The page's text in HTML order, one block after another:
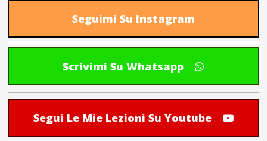
Seguimi Su Instagram
Scrivimi Su Whatsapp
Segui Le Mie Lezioni Su Youtube